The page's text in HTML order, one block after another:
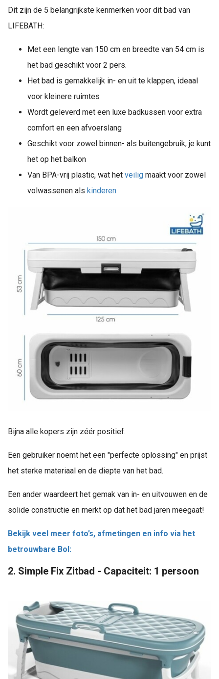
Dit zijn de 5 belangrijkste kenmerken voor dit bad van
LIFEBATH:
Met een lengte van 150 cm en breedte van 54 cm is
het bad geschikt voor 2 pers.
Het bad is gemakkelijk in- en uit te klappen, ideaal
voor kleinere ruimtes
Wordt geleverd met een luxe badkussen voor extra
comfort en een afvoerslang
Geschikt voor zowel binnen- als buitengebruik; je kunt
het op het balkon
Van BPA-vrij plastic, wat het veilig maakt voor zowel
volwassenen als kinderen
Bijna alle kopers zijn zéér positief.
Een gebruiker noemt het een "perfecte oplossing" en prijst
het sterke materiaal en de diepte van het bad.
Een ander waardeert het gemak van in- en uitvouwen en de
solide constructie en merkt op dat het bad jaren meegaat!
Bekijk veel meer foto’s, afmetingen en info via het
betrouwbare Bol:
2. Simple Fix Zitbad - Capaciteit: 1 persoon